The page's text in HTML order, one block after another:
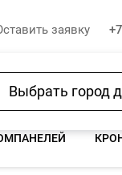
Выбрать город
заявку
Избранное